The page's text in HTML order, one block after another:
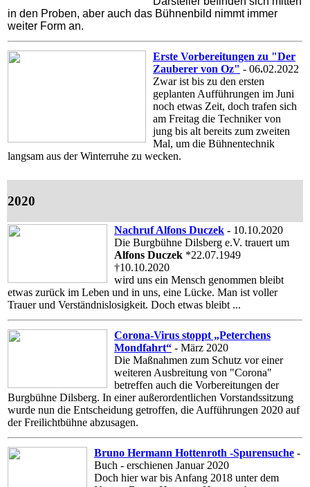
in den Proben, aber auch das Bühnenbild nimmt immer
weiter Form an.
Erste Vorbereitungen zu "Der
Zauberer von Oz" - 06.02.2022
Zwar ist bis zu den ersten
geplanten Aufführungen im Juni
noch etwas Zeit, doch trafen sich
am Freitag die Techniker von
jung bis alt bereits zum zweiten
Mal, um die Bühnentechnik
langsam aus der Winterruhe zu wecken.
2020
Nachruf Alfons Duczek - 10.10.2020
Die Burgbühne Dilsberg e.V. trauert um
Alfons Duczek *22.07.1949
†10.10.2020
wird uns ein Mensch genommen bleibt
etwas zurück im Leben und in uns, eine Lücke. Man ist voller
Trauer und Verständnislosigkeit. Doch etwas bleibt ...
Corona-Virus stoppt „Peterchens
Mondfahrt“ - März 2020
Die Maßnahmen zum Schutz vor einer
weiteren Ausbreitung von "Corona"
betreffen auch die Vorbereitungen der
Burgbühne Dilsberg. In einer außerordentlichen Vorstandssitzung
wurde nun die Entscheidung getroffen, die Aufführungen 2020 auf
der Freilichtbühne abzusagen.
Bruno Hermann Hottenroth -Spurensuche -
Buch - erschienen Januar 2020
Doch hier war bis Anfang 2018 unter dem